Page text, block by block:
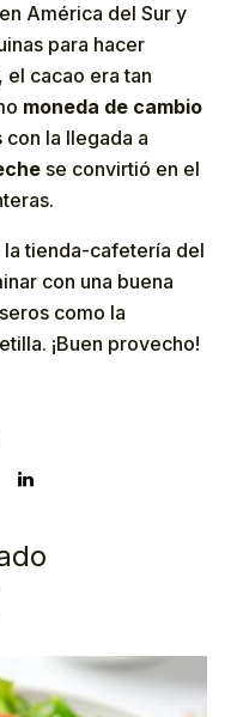
América del Sur y
para hacer
el cacao era tan
moneda de cambio
con la llegada a
se convirtió en el
tienda-cafetería del
con una buena
como la
¡Buen provecho!